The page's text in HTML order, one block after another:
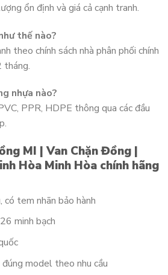
ổn định và giá cả cạnh tranh.
thế nào?
theo chính sách nhà phân phối chính
tháng.
nhựa nào?
PPR, HDPE thông qua các đầu
MI | Van Chặn Đồng |
Hòa Minh Hòa chính hãng
có tem nhãn bảo hành
minh bạch
model theo nhu cầu